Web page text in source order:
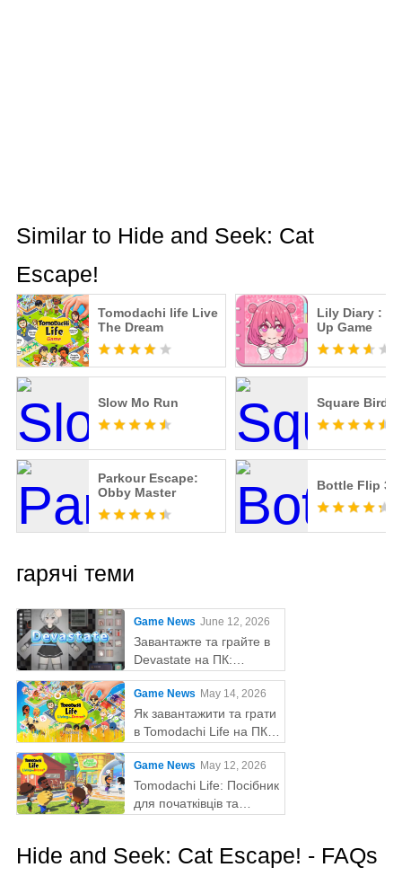
Similar to Hide and Seek: Cat
Escape!
Tomodachi life Live
The Dream
Lily Diary :
Up Game
Slow Mo Run Square Bird
Parkour Escape:
Obby Master
Bottle Flip 3D
гарячі теми
Game News June 12, 2026
Завантажте та грайте в
Devastate на ПК:
остаточний ігровий гайд
з MEmu Play
Game News May 14, 2026
Як завантажити та грати
в Tomodachi Life на ПК
за допомогою MEmu
Game News May 12, 2026
Tomodachi Life: Посібник
для початківців та
Hide and Seek: Cat Escape! - FAQs